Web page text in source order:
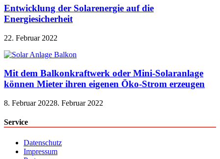
Entwicklung der Solarenergie auf die
Energiesicherheit
22. Februar 2022
Mit dem Balkonkraftwerk oder Mini-Solaranlage
können Mieter ihren eigenen Öko-Strom erzeugen
8. Februar 20228. Februar 2022
Service
Datenschutz
Impressum